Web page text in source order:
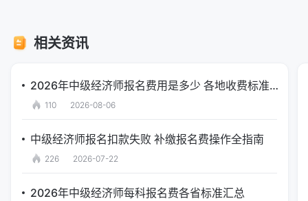
相关资讯
2026年中级经济师报名费用是多少 各地收费标准汇总
110 2026-08-06
中级经济师报名扣款失败 补缴报名费操作全指南
226 2026-07-22
2026年中级经济师每科报名费各省标准汇总